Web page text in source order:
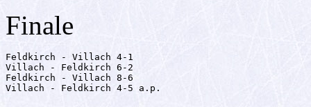
Finale
Feldkirch - Villach 4-1
Villach - Feldkirch 6-2
Feldkirch - Villach 8-6
Villach - Feldkirch 4-5 a.p.